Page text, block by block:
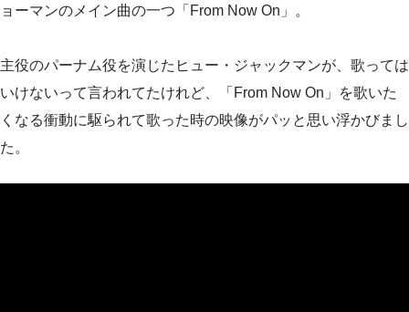
ョーマンのメイン曲の一つ「From Now On」。
主役のパーナム役を演じたヒュー・ジャックマンが、歌っては
いけないって言われてたけれど、「From Now On」を歌いた
くなる衝動に駆られて歌った時の映像がパッと思い浮かびまし
た。